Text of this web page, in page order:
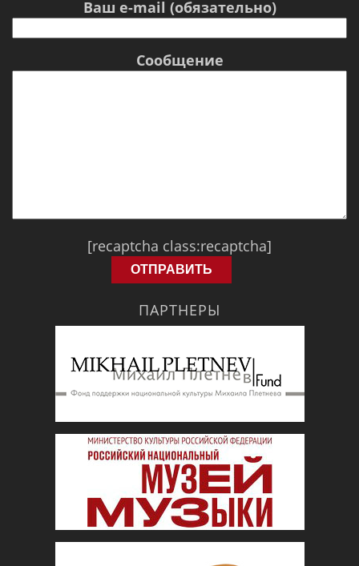
Ваш e-mail (обязательно)
Сообщение
[recaptcha class:recaptcha]
ПАРТНЕРЫ